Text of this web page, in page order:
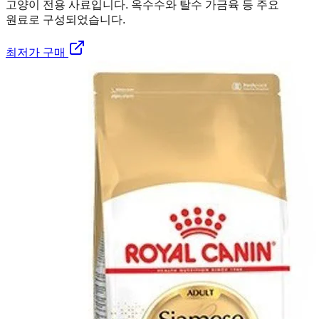
고양이 전용 사료입니다. 옥수수와 탈수 가금육 등 주요
원료로 구성되었습니다.
최저가 구매